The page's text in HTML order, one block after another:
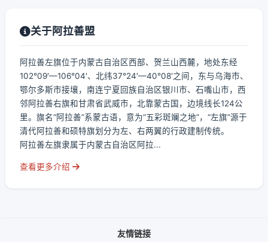
关于阿拉善盟
阿拉善左旗位于内蒙古自治区西部、贺兰山西麓，地处东经
102°09′—106°04′、北纬37°24′—40°08′之间，东与乌海市、
鄂尔多斯市接壤，南连宁夏回族自治区银川市、石嘴山市，西
邻阿拉善右旗和甘肃省武威市，北靠蒙古国，边境线长124公
里。旗名“阿拉善”系蒙古语，意为“五彩斑斓之地”，“左旗”源于
清代阿拉善和硕特旗划分为左、右两翼的行政建制传统。
阿拉善左旗隶属于内蒙古自治区阿拉...
查看更多介绍
友情链接